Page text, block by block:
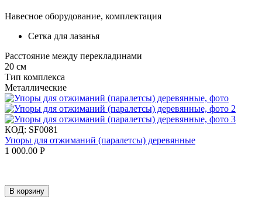
Навесное оборудование, комплектация
Сетка для лазанья
Расстояние между перекладинами
20 см
Тип комплекса
Металлические
КОД: SF0081
Упоры для отжиманий (паралетсы) деревянные
1 000.00 Р
В корзину